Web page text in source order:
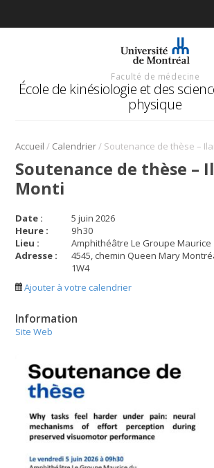
Faculté de médecine
École de kinésiologie et des
physique
Accueil / Calendrier/
Soutenance de thèse –
Monti
Date :
5 juin 2026
Heure :
9h30
Lieu :
Amphithéâtre Le Groupe Maurice
Adresse :
4545, chemin Queen Mary
1W4
Ajouter à votre calendrier
Information
Site Web